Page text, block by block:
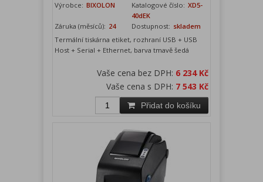
Výrobce: BIXOLON Katalogové číslo: XD5-
40dEK
Záruka (měsíců): 24 Dostupnost: skladem
Termální tiskárna etiket, rozhraní USB + USB
Host + Serial + Ethernet, barva tmavě šedá
Vaše cena bez DPH: 6 234 Kč
Vaše cena s DPH: 7 543 Kč
Přidat do košíku